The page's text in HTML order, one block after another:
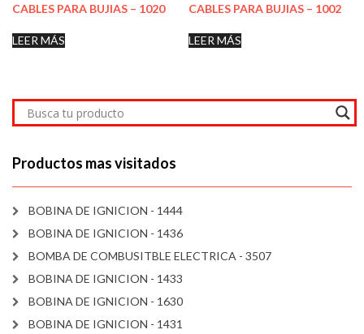
CABLES PARA BUJIAS – 1020
LEER MÁS
CABLES PARA BUJIAS – 1002
LEER MÁS
Productos mas visitados
BOBINA DE IGNICION - 1444
BOBINA DE IGNICION - 1436
BOMBA DE COMBUSITBLE ELECTRICA - 3507
BOBINA DE IGNICION - 1433
BOBINA DE IGNICION - 1630
BOBINA DE IGNICION - 1431